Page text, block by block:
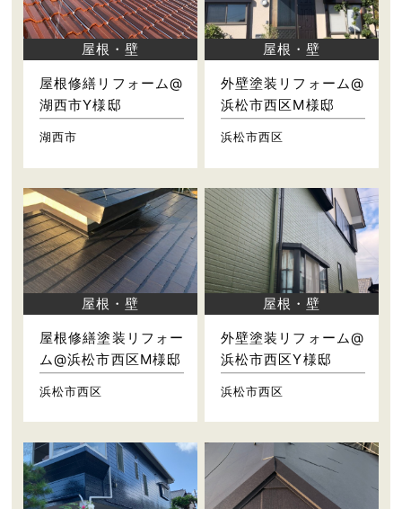
屋根・壁
屋根修繕リフォーム@
湖西市Y様邸
湖西市
屋根・壁
外壁塗装リフォーム@
浜松市西区M様邸
浜松市西区
屋根・壁
屋根修繕塗装リフォー
ム@浜松市西区M様邸
浜松市西区
屋根・壁
外壁塗装リフォーム@
浜松市西区Y様邸
浜松市西区